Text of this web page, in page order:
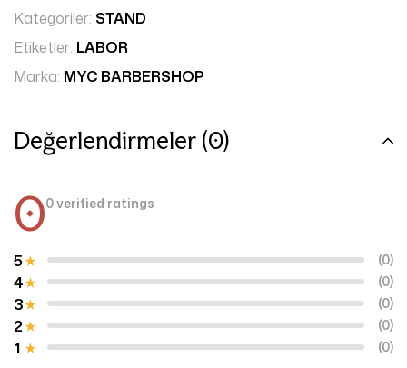
Kategoriler: STAND
Etiketler: LABOR
Marka: MYC BARBERSHOP
Değerlendirmeler (0)
00 verified ratings
1 (0)
2 (0)
3 (0)
4 (0)
5 (0)